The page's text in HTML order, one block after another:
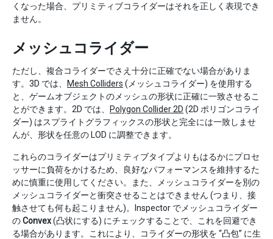
くなった場合、プリミティブコライダーはそれを正しく表現でき
ません。
メッシュコライダー
ただし、複合コライダーでさえ十分に正確でない場合がありま
す。3D では、
Mesh Colliders (メッシュコライダー) を使用する
と、ゲームオブジェクトのメッシュの形状に正確に一致させるこ
とができます。2D では、
Polygon Collider 2D (2D ポリゴンコライ
ダー) はスプライトグラフィックスの形状と完全には一致しませ
んが、形状を任意の LOD に調整できます。
これらのコライダーはプリミティブタイプよりもはるかにプロセ
ッサーに負荷をかけるため、良好なパフォーマンスを維持するた
めに慎重に使用してください。また、メッシュコライダーを別の
メッシュコライダーと衝突させることはできません (つまり、接
触させても何も起こりません)。Inspector でメッシュコライダー
のConvex(凸状にする) にチェックすることで、これを回避でき
る場合があります。これにより、コライダーの形状を “凸包” に生